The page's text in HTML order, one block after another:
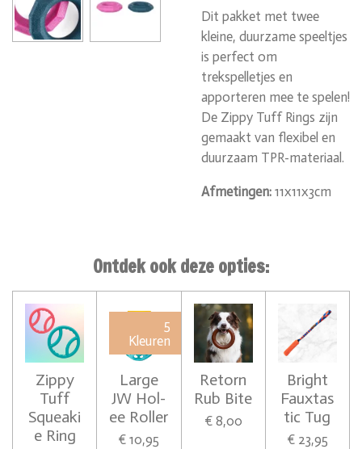
Dit pakket met twee
kleine, duurzame speeltjes
is perfect om
trekspelletjes en
apporteren mee te spelen!
De Zippy Tuff Rings zijn
gemaakt van flexibel en
duurzaam TPR-materiaal.
Afmetingen: 11x11x3cm
Ontdek ook deze opties:
Zippy
Tuff
Squeaki
e Ring
5
Kleuren
Large
JW Hol-
ee Roller
€ 10,95
Retorn
Rub Bite
€ 8,00
Bright
Fauxtas
tic Tug
€ 23,95